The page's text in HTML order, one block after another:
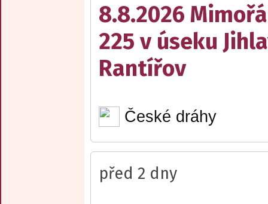
8.8.2026
225 v úseku
Rantířov
České dráhy
před 2 dny